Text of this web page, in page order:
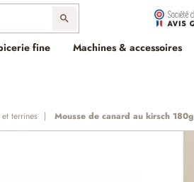
search
fine Machines & accessoires
terrines Mousse de canard au kirsch 180g